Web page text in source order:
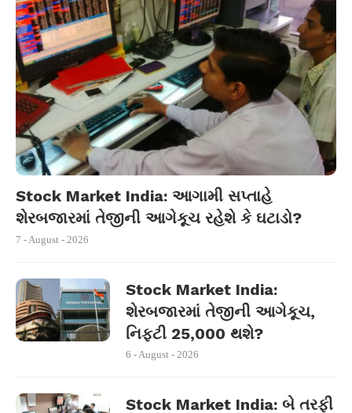
Stock Market India: આગામી સપ્તાહે
શેરબજારમાં તેજીની આગેકૂચ રહેશે કે ઘટાડો?
7 - August - 2026
Stock Market India:
શેરબજારમાં તેજીની આગેકૂચ,
નિફ્ટી 25,000 થશે?
6 - August - 2026
Stock Market India: બે તરફી